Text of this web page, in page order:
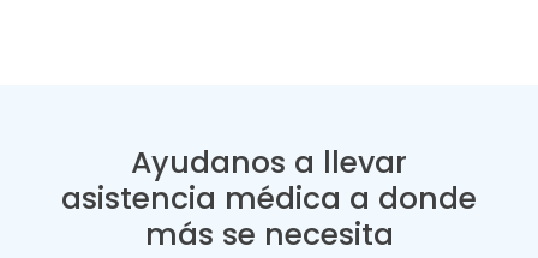
Ayudanos a llevar
asistencia médica a donde
más se necesita